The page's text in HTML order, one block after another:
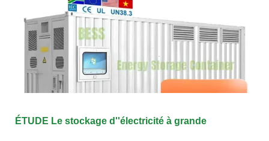
ÉTUDE Le stockage d''électricité à grande